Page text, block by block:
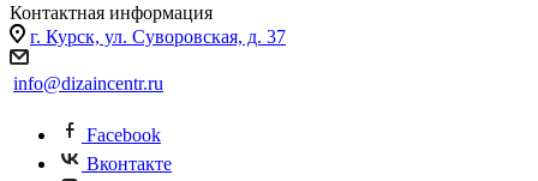
Контактная информация
г. Курск, ул. Суворовская, д. 37
info@dizaincentr.ru
Facebook
Вконтакте